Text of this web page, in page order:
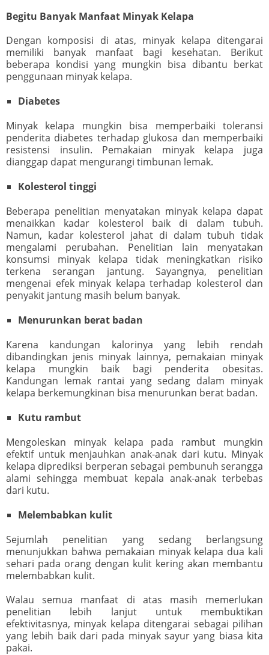
Begitu Banyak Manfaat Minyak Kelapa
Dengan komposisi di atas, minyak kelapa ditengarai
memiliki banyak manfaat bagi kesehatan. Berikut
beberapa kondisi yang mungkin bisa dibantu berkat
penggunaan minyak kelapa.
Diabetes
Minyak kelapa mungkin bisa memperbaiki toleransi
penderita diabetes terhadap glukosa dan memperbaiki
resistensi insulin. Pemakaian minyak kelapa juga
dianggap dapat mengurangi timbunan lemak.
Kolesterol tinggi
Beberapa penelitian menyatakan minyak kelapa dapat
menaikkan kadar kolesterol baik di dalam tubuh.
Namun, kadar kolesterol jahat di dalam tubuh tidak
mengalami perubahan. Penelitian lain menyatakan
konsumsi minyak kelapa tidak meningkatkan risiko
terkena serangan jantung. Sayangnya, penelitian
mengenai efek minyak kelapa terhadap kolesterol dan
penyakit jantung masih belum banyak.
Menurunkan berat badan
Karena kandungan kalorinya yang lebih rendah
dibandingkan jenis minyak lainnya, pemakaian minyak
kelapa mungkin baik bagi penderita obesitas.
Kandungan lemak rantai yang sedang dalam minyak
kelapa berkemungkinan bisa menurunkan berat badan.
Kutu rambut
Mengoleskan minyak kelapa pada rambut mungkin
efektif untuk menjauhkan anak-anak dari kutu. Minyak
kelapa diprediksi berperan sebagai pembunuh serangga
alami sehingga membuat kepala anak-anak terbebas
dari kutu.
Melembabkan kulit
Sejumlah penelitian yang sedang berlangsung
menunjukkan bahwa pemakaian minyak kelapa dua kali
sehari pada orang dengan kulit kering akan membantu
melembabkan kulit.
Walau semua manfaat di atas masih memerlukan
penelitian lebih lanjut untuk membuktikan
efektivitasnya, minyak kelapa ditengarai sebagai pilihan
yang lebih baik dari pada minyak sayur yang biasa kita
pakai.